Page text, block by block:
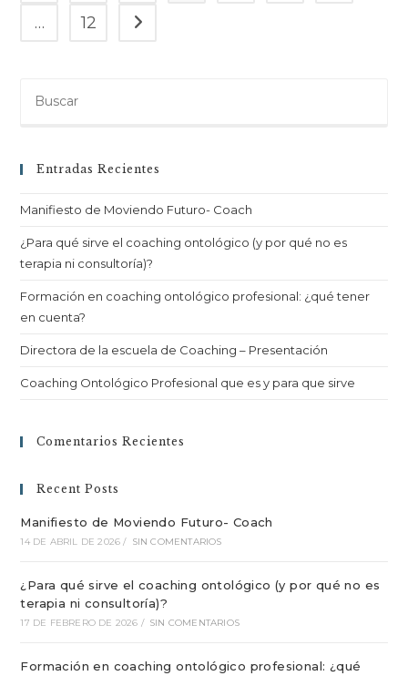
…
12
Entradas Recientes
Manifiesto de Moviendo Futuro- Coach
¿Para qué sirve el coaching ontológico (y por qué no es
terapia ni consultoría)?
Formación en coaching ontológico profesional: ¿qué tener
en cuenta?
Directora de la escuela de Coaching – Presentación
Coaching Ontológico Profesional que es y para que sirve
Comentarios Recientes
Recent Posts
Manifiesto de Moviendo Futuro- Coach
14 DE ABRIL DE 2026 / SIN COMENTARIOS
¿Para qué sirve el coaching ontológico (y por qué no es
terapia ni consultoría)?
17 DE FEBRERO DE 2026 / SIN COMENTARIOS
Formación en coaching ontológico profesional: ¿qué